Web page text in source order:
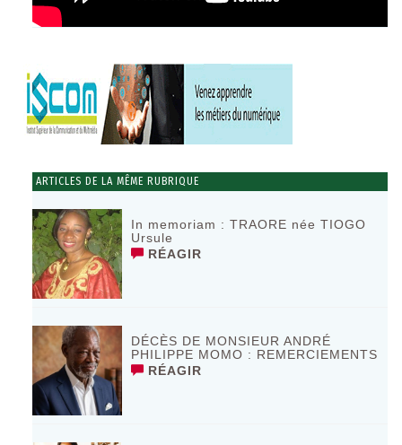
ARTICLES DE LA MÊME RUBRIQUE
In memoriam : TRAORE née TIOGO
Ursule
RÉAGIR
DÉCÈS DE MONSIEUR ANDRÉ
PHILIPPE MOMO : REMERCIEMENTS
RÉAGIR